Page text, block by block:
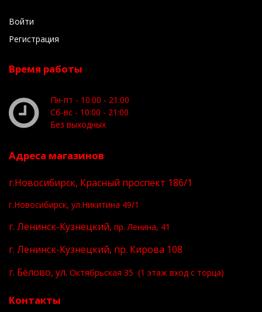
Войти
Регистрация
Время работы
Пн-пт - 10:00 - 21:00
Сб-вс - 10:00 - 21:00
Без выходных
Адреса магазинов
г.Новосибирск, Красный проспект 186/1
г.Новосибирск, ул.Никитина 49/1
г. Ленинск-Кузнецкий, пр. Ленина, 41
г. Ленинск-Кузнецкий, пр. Кирова 108
г. Белово, ул. Октябрьская 35 (1 этаж вход с торца)
Контакты